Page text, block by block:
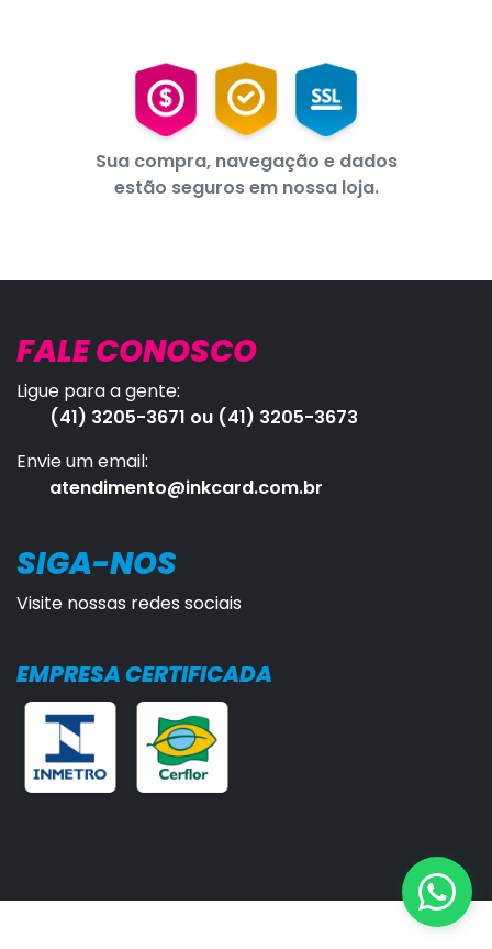
Sua compra, navegação e dados
estão seguros em nossa loja.
FALE CONOSCO
Ligue para a gente:
(41) 3205-3671 ou (41) 3205-3673
Envie um email:
atendimento@inkcard.com.br
SIGA-NOS
Visite nossas redes sociais
EMPRESA CERTIFICADA